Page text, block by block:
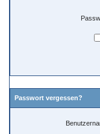
Passwort vergessen?